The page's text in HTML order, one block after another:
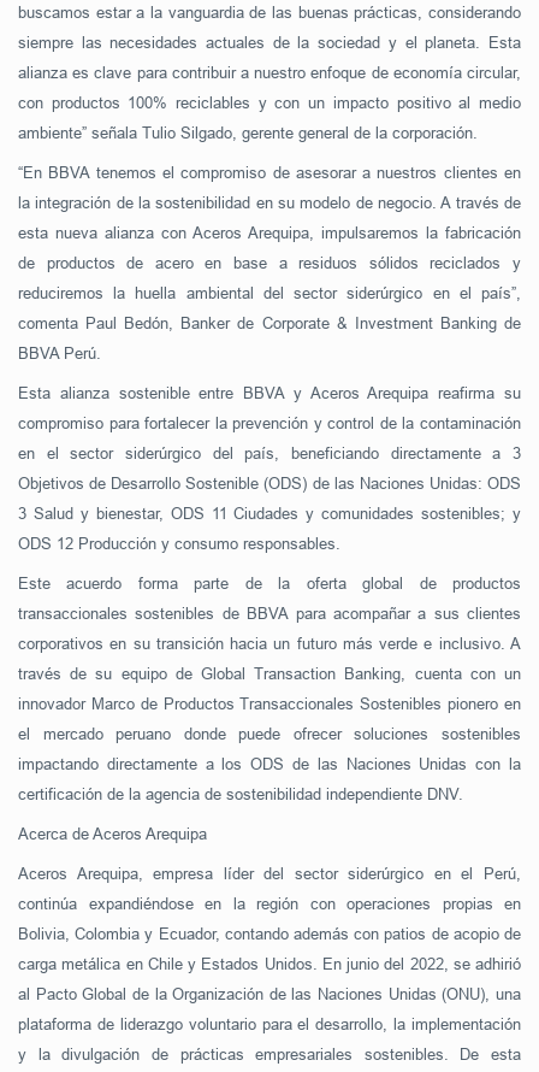
buscamos estar a la vanguardia de las buenas prácticas, considerando
siempre las necesidades actuales de la sociedad y el planeta. Esta
alianza es clave para contribuir a nuestro enfoque de economía circular,
con productos 100% reciclables y con un impacto positivo al medio
ambiente” señala Tulio Silgado, gerente general de la corporación.
“En BBVA tenemos el compromiso de asesorar a nuestros clientes en
la integración de la sostenibilidad en su modelo de negocio. A través de
esta nueva alianza con Aceros Arequipa, impulsaremos la fabricación
de productos de acero en base a residuos sólidos reciclados y
reduciremos la huella ambiental del sector siderúrgico en el país”,
comenta Paul Bedón, Banker de Corporate & Investment Banking de
BBVA Perú.
Esta alianza sostenible entre BBVA y Aceros Arequipa reafirma su
compromiso para fortalecer la prevención y control de la contaminación
en el sector siderúrgico del país, beneficiando directamente a 3
Objetivos de Desarrollo Sostenible (ODS) de las Naciones Unidas: ODS
3 Salud y bienestar, ODS 11 Ciudades y comunidades sostenibles; y
ODS 12 Producción y consumo responsables.
Este acuerdo forma parte de la oferta global de productos
transaccionales sostenibles de BBVA para acompañar a sus clientes
corporativos en su transición hacia un futuro más verde e inclusivo. A
través de su equipo de Global Transaction Banking, cuenta con un
innovador Marco de Productos Transaccionales Sostenibles pionero en
el mercado peruano donde puede ofrecer soluciones sostenibles
impactando directamente a los ODS de las Naciones Unidas con la
certificación de la agencia de sostenibilidad independiente DNV.
Acerca de Aceros Arequipa
Aceros Arequipa, empresa líder del sector siderúrgico en el Perú,
continúa expandiéndose en la región con operaciones propias en
Bolivia, Colombia y Ecuador, contando además con patios de acopio de
carga metálica en Chile y Estados Unidos. En junio del 2022, se adhirió
al Pacto Global de la Organización de las Naciones Unidas (ONU), una
plataforma de liderazgo voluntario para el desarrollo, la implementación
y la divulgación de prácticas empresariales sostenibles. De esta